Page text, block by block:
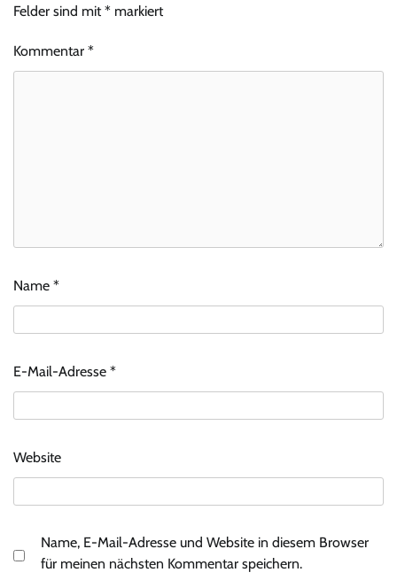
Felder sind mit* markiert
Kommentar *
Name *
E-Mail-Adresse *
Website
Name, E-Mail-Adresse und Website in diesem Browser
für meinen nächsten Kommentar speichern.